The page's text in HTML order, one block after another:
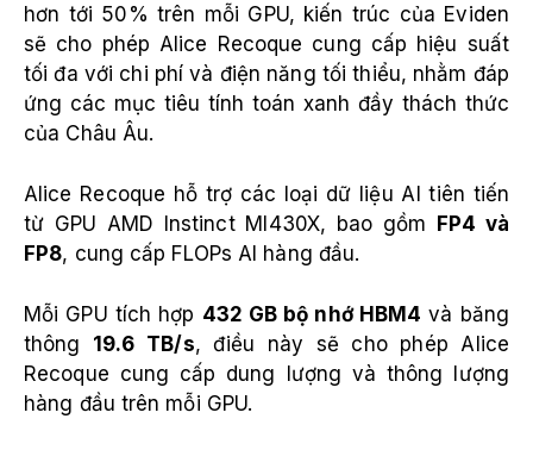
hơn tới 50% trên mỗi GPU, kiến trúc của Eviden
sẽ cho phép Alice Recoque cung cấp hiệu suất
tối đa với chi phí và điện năng tối thiểu, nhằm đáp
ứng các mục tiêu tính toán xanh đầy thách thức
của Châu Âu.
Alice Recoque hỗ trợ các loại dữ liệu AI tiên tiến
từ GPU AMD Instinct MI430X, bao gồm FP4 và
FP8, cung cấp FLOPs AI hàng đầu.
Mỗi GPU tích hợp 432 GB bộ nhớ HBM4 và băng
thông 19.6 TB/s, điều này sẽ cho phép Alice
Recoque cung cấp dung lượng và thông lượng
hàng đầu trên mỗi GPU.